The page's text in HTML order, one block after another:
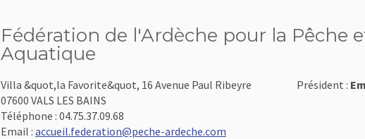
Fédération de l'Ardèche pour la Pêche
Aquatique
Villa &quot,la Favorite&quot, 16 Avenue Paul Ribeyre
07600 VALS LES BAINS
Téléphone : 04.75.37.09.68
Email : accueil.federation@peche-ardeche.com
Président :